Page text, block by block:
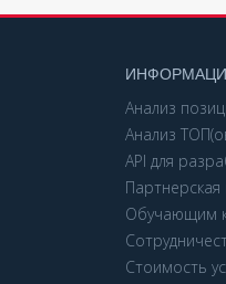
Анализ
Анализ
API для
Обучающим
Стоимость